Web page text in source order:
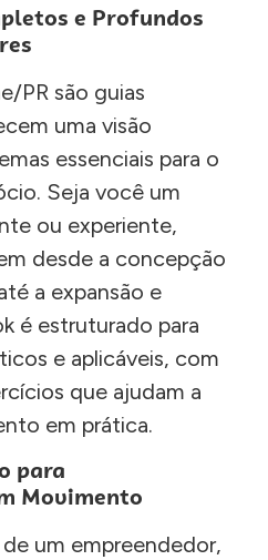
e Profundos
PR são guias
uma visão
essenciais para o
Seja você um
ou experiente,
desde a concepção
a expansão e
é estruturado para
e aplicáveis, com
que ajudam a
em prática.
para
Movimento
um empreendedor,